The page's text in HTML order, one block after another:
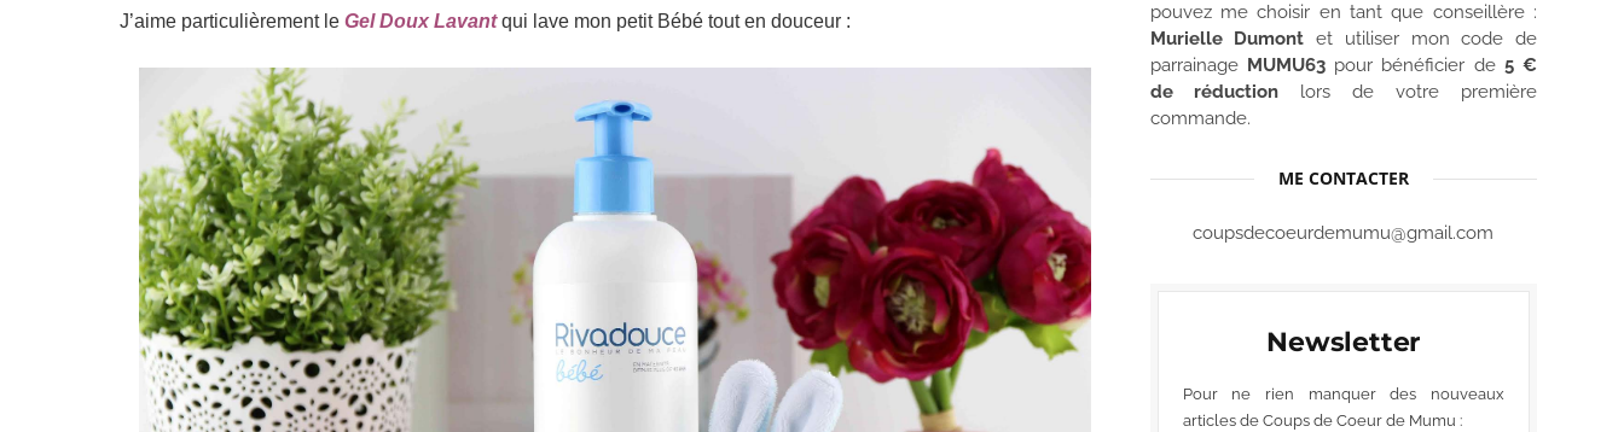
J’aime particulièrement le Gel Doux Lavantqui lave mon petit Bébé tout en douceur :
pouvez me choisir en tant que conseillère :
Murielle Dumont et utiliser mon code de
parrainage MUMU63pour bénéficier de 5 €
de réduction lors de votre première
commande.
ME CONTACTER
coupsdecoeurdemumu@gmail.com
Newsletter
Pour ne rien manquer des nouveaux
articles de Coups de Coeur de Mumu :